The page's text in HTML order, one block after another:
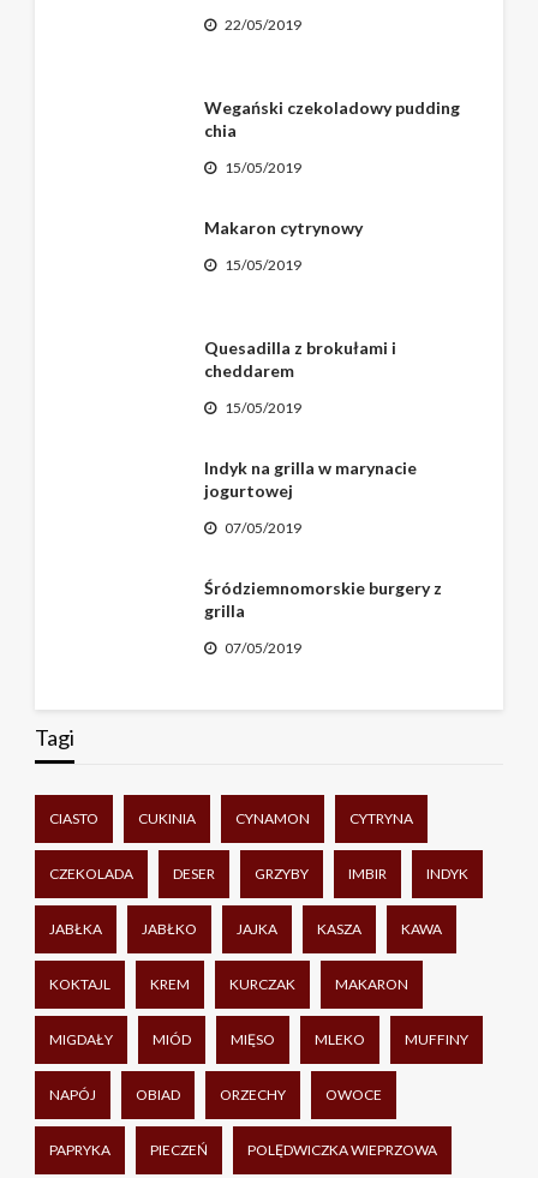
22/05/2019
Wegański czekoladowy pudding
chia
15/05/2019
Makaron cytrynowy
15/05/2019
Quesadilla z brokułami i
cheddarem
15/05/2019
Indyk na grilla w marynacie
jogurtowej
07/05/2019
Śródziemnomorskie burgery z
grilla
07/05/2019
Tagi
CIASTO CUKINIA CYNAMON CYTRYNA
CZEKOLADA DESER GRZYBY IMBIR INDYK
JABŁKA JABŁKO JAJKA KASZA KAWA
KOKTAJL KREM KURCZAK MAKARON
MIGDAŁY MIÓD MIĘSO MLEKO MUFFINY
NAPÓJ OBIAD ORZECHY OWOCE
PAPRYKA PIECZEŃ POLĘDWICZKA WIEPRZOWA